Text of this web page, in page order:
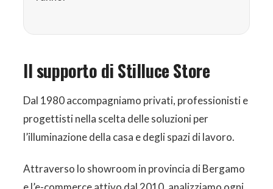
Il supporto di Stilluce Store
Dal 1980 accompagniamo privati, professionisti e
progettisti nella scelta delle soluzioni per
l’illuminazione della casa e degli spazi di lavoro.
Attraverso lo showroom in provincia di Bergamo